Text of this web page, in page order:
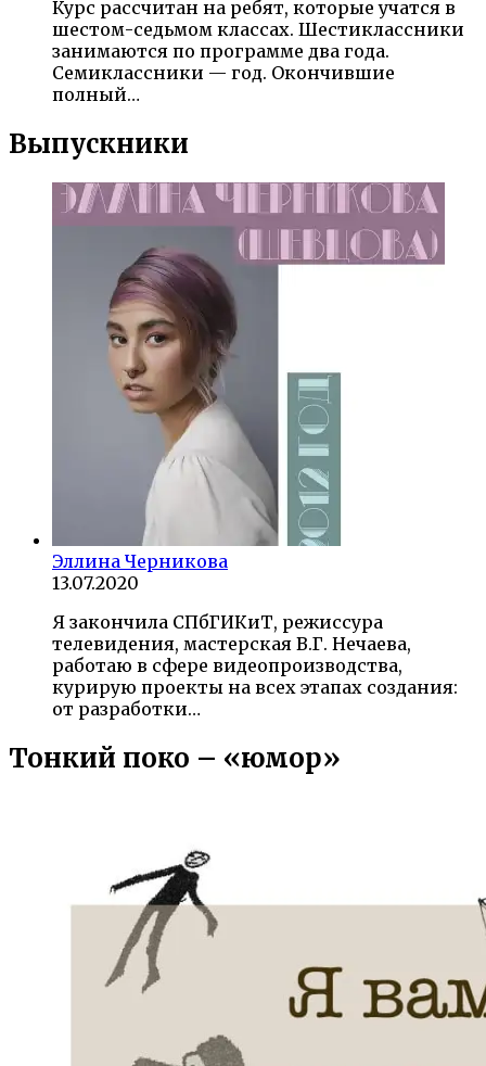
Курс рассчитан на ребят, которые учатся в
шестом-седьмом классах. Шестиклассники
занимаются по программе два года.
Семиклассники — год. Окончившие
полный…
Выпускники
Эллина Черникова
13.07.2020
Я закончила СПбГИКиТ, режиссура
телевидения, мастерская В.Г. Нечаева,
работаю в сфере видеопроизводства,
курирую проекты на всех этапах создания:
от разработки…
Тонкий поко – «юмор»